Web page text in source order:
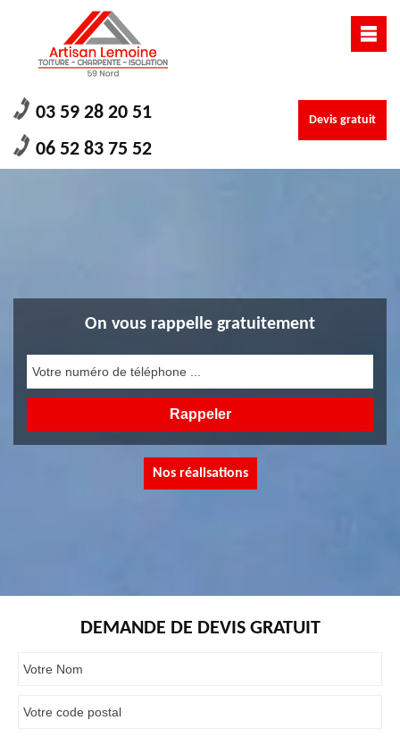
03 59 28 20 51
06 52 83 75 52
Devis gratuit
On vous rappelle gratuitement
Nos réalisations
DEMANDE DE DEVIS GRATUIT